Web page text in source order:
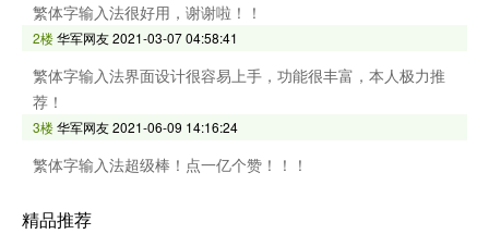
繁体字输入法很好用，谢谢啦！！
2楼华军网友2021-03-07 04:58:41
繁体字输入法界面设计很容易上手，功能很丰富，本人极力推
荐！
3楼华军网友2021-06-09 14:16:24
繁体字输入法超级棒！点一亿个赞！！！
精品推荐